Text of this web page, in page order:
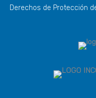
Derechos de Protección